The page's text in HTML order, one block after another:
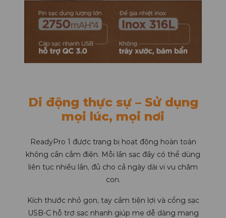
Di động thực sự – Sử dụng
mọi lúc, mọi nơi
ReadyPro 1 được trang bị hoạt động hoàn toàn
không cần cắm điện. Mỗi lần sạc đầy có thể dùng
liên tục nhiều lần, đủ cho cả ngày dài vi vu chăm
con.
Kích thước nhỏ gọn, tay cầm tiện lợi và cổng sạc
USB-C hỗ trợ sạc nhanh giúp mẹ dễ dàng mang